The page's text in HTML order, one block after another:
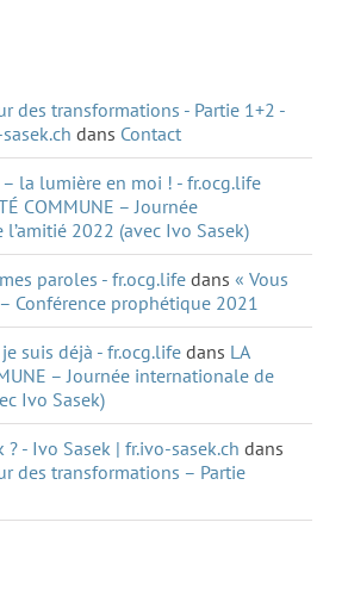
des transformations - Partie 1+2 -
dans Contact
la lumière en moi ! - fr.ocg.life
COMMUNE – Journée
2022 (avec Ivo Sasek)
paroles - fr.ocg.life dans « Vous
Conférence prophétique 2021
suis déjà - fr.ocg.life dans LA
– Journée internationale de
Ivo Sasek)
? - Ivo Sasek | fr.ivo-sasek.ch dans
des transformations – Partie